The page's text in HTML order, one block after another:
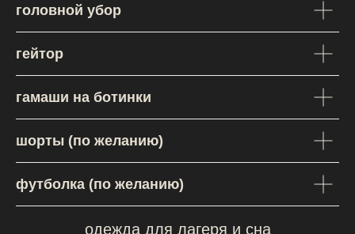
головной убор
гейтор
гамаши на ботинки
шорты (по желанию)
футболка (по желанию)
одежда для лагеря и сна